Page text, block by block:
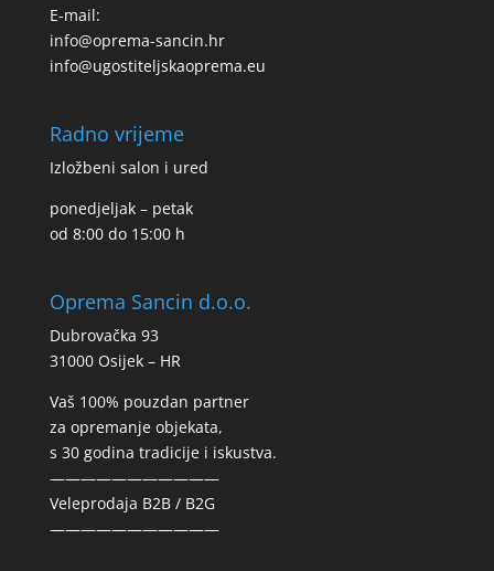
E-mail:
info@oprema-sancin.hr
info@ugostiteljskaoprema.eu
Radno vrijeme
Izložbeni salon i ured
ponedjeljak – petak
od 8:00 do 15:00 h
Oprema Sancin d.o.o.
Dubrovačka 93
31000 Osijek – HR
Vaš 100% pouzdan partner
za opremanje objekata,
s 30 godina tradicije i iskustva.
———————————
Veleprodaja B2B / B2G
———————————